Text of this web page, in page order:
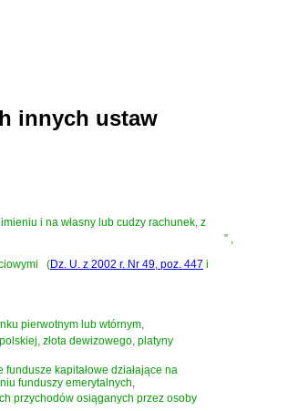
innych ustaw
i na własny lub cudzy rachunek, z
”
(Dz. U. z 2002 r. Nr 49, poz. 447 i
pierwotnym lub wtórnym,
złota dewizowego, platyny
kapitałowe działające na
funduszy emerytalnych,
przychodów osiąganych przez osoby